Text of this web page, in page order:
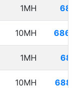
1MH
10MH
1MH
10MH